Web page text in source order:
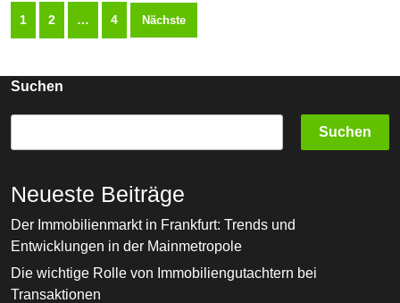
Seitennummerierung
der
1 2 … 4 Nächste
Suchen
Suchen
Neueste Beiträge
Der Immobilienmarkt in Frankfurt: Trends und
Entwicklungen in der Mainmetropole
Die wichtige Rolle von Immobiliengutachtern bei
Transaktionen